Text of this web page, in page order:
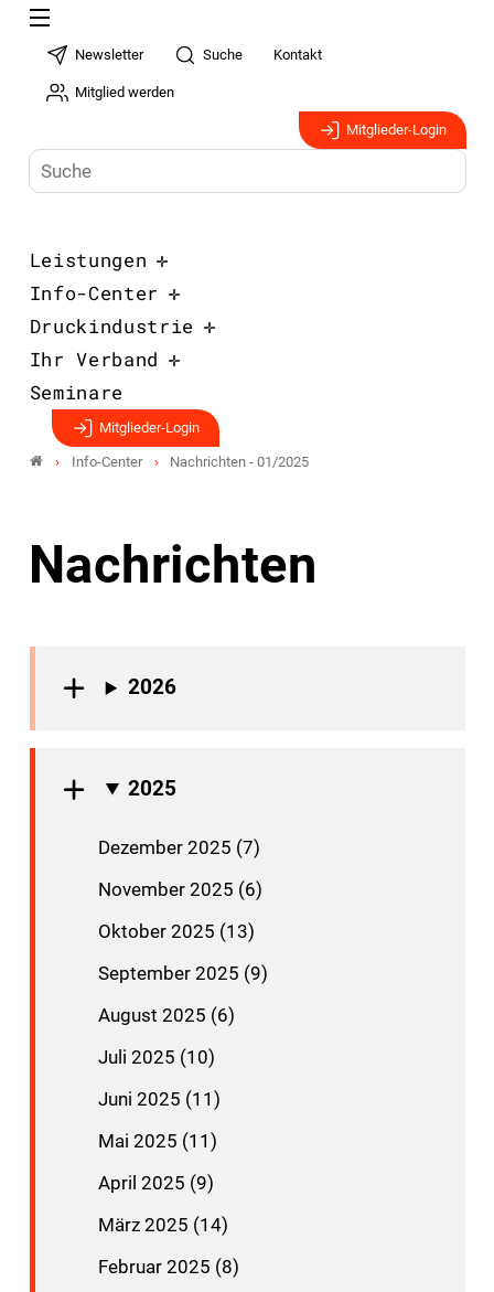
Newsletter Suche Kontakt
Mitglied werden
Mitglieder-Login
Leistungen
Info-Center
Druckindustrie
Ihr Verband
Seminare
Mitglieder-Login
Info-Center Nachrichten - 01/2025
Nachrichten
2026
2025
Dezember 2025 (7)
November 2025 (6)
Oktober 2025 (13)
September 2025 (9)
August 2025 (6)
Juli 2025 (10)
Juni 2025 (11)
Mai 2025 (11)
April 2025 (9)
März 2025 (14)
Februar 2025 (8)